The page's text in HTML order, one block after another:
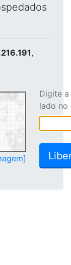
,
Digite
lado no